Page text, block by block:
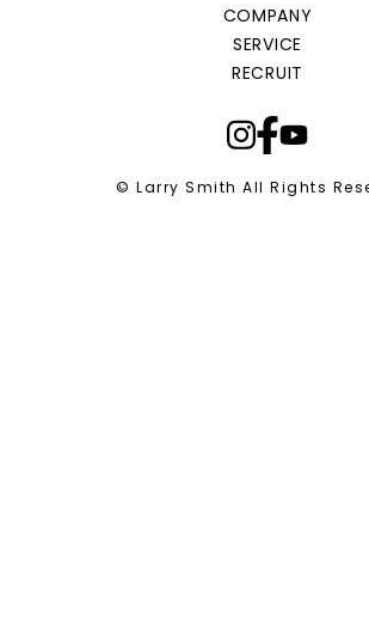
COMPANY
SERVICE
RECRUIT
© Larry Smith All Rights